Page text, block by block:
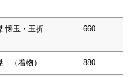
懐玉・玉折
660
（着物） 880